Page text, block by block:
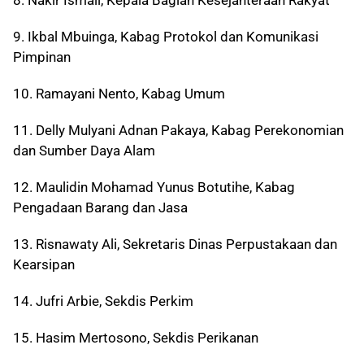
9. Ikbal Mbuinga, Kabag Protokol dan Komunikasi
Pimpinan
10. Ramayani Nento, Kabag Umum
11. Delly Mulyani Adnan Pakaya, Kabag Perekonomian
dan Sumber Daya Alam
12. Maulidin Mohamad Yunus Botutihe, Kabag
Pengadaan Barang dan Jasa
13. Risnawaty Ali, Sekretaris Dinas Perpustakaan dan
Kearsipan
14. Jufri Arbie, Sekdis Perkim
15. Hasim Mertosono, Sekdis Perikanan